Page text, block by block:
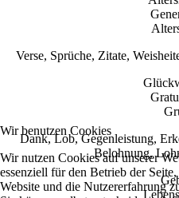
Verse, Sprüche, Zitate,
Dank, Lob, Gegenleistung,
Belohnung,
Wir benutzen Cookies
Wir nutzen Cookies auf unserer
essenziell für den Betrieb der
Website und die Nutzererfahrung